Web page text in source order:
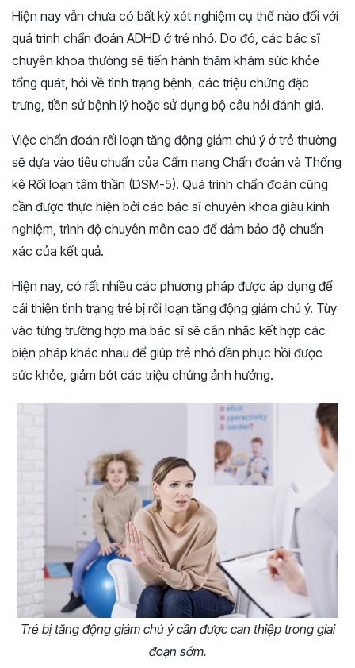
Hiện nay vẫn chưa có bất kỳ xét nghiệm cụ thể nào đối với
quá trình chẩn đoán ADHD ở trẻ nhỏ. Do đó, các bác sĩ
chuyên khoa thường sẽ tiến hành thăm khám sức khỏe
tổng quát, hỏi về tình trạng bệnh, các triệu chứng đặc
trưng, tiền sử bệnh lý hoặc sử dụng bộ câu hỏi đánh giá.
Việc chẩn đoán rối loạn tăng động giảm chú ý ở trẻ thường
sẽ dựa vào tiêu chuẩn của Cẩm nang Chẩn đoán và Thống
kê Rối loạn tâm thần (DSM-5). Quá trình chẩn đoán cũng
cần được thực hiện bởi các bác sĩ chuyên khoa giàu kinh
nghiệm, trình độ chuyên môn cao để đảm bảo độ chuẩn
xác của kết quả.
Hiện nay, có rất nhiều các phương pháp được áp dụng để
cải thiện tình trạng trẻ bị rối loạn tăng động giảm chú ý. Tùy
vào từng trường hợp mà bác sĩ sẽ cân nhắc kết hợp các
biện pháp khác nhau để giúp trẻ nhỏ dần phục hồi được
sức khỏe, giảm bớt các triệu chứng ảnh hưởng.
Trẻ bị tăng động giảm chú ý cần được can thiệp trong giai
đoạn sớm.